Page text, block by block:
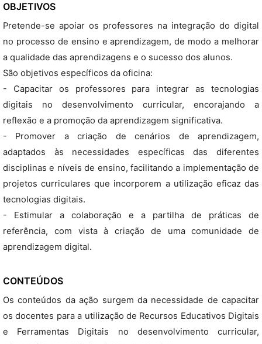
OBJETIVOS
Pretende-se apoiar os professores na integração do digital
no processo de ensino e aprendizagem, de modo a melhorar
a qualidade das aprendizagens e o sucesso dos alunos.
São objetivos específicos da oficina:
- Capacitar os professores para integrar as tecnologias
digitais no desenvolvimento curricular, encorajando a
reflexão e a promoção da aprendizagem significativa.
- Promover a criação de cenários de aprendizagem,
adaptados às necessidades específicas das diferentes
disciplinas e níveis de ensino, facilitando a implementação de
projetos curriculares que incorporem a utilização eficaz das
tecnologias digitais.
- Estimular a colaboração e a partilha de práticas de
referência, com vista à criação de uma comunidade de
aprendizagem digital.
CONTEÚDOS
Os conteúdos da ação surgem da necessidade de capacitar
os docentes para a utilização de Recursos Educativos Digitais
e Ferramentas Digitais no desenvolvimento curricular,